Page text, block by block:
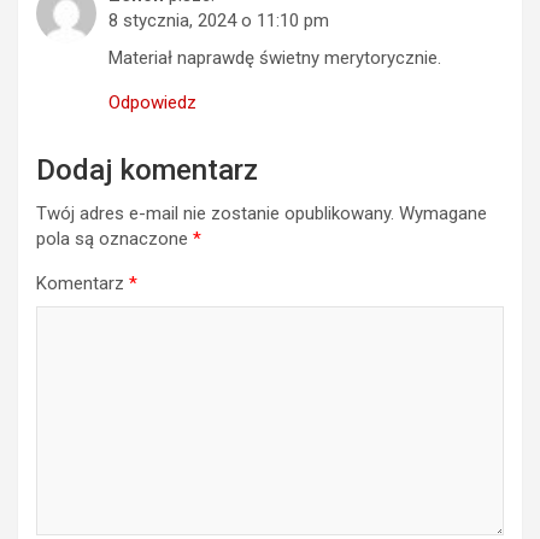
8 stycznia, 2024 o 11:10 pm
Materiał naprawdę świetny merytorycznie.
Odpowiedz
Dodaj komentarz
Twój adres e-mail nie zostanie opublikowany. Wymagane
pola są oznaczone *
Komentarz *